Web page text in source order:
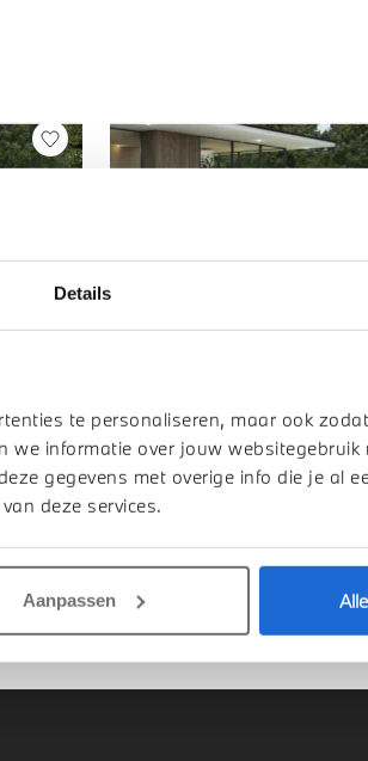
Details
te personaliseren, maar ook
we informatie over jouw
gegevens met overige info die je al
deze services.
Aanpassen
MINI
E
2026
Bekijk details